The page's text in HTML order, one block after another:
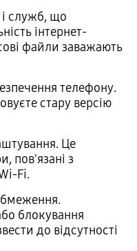
і служб, що
інтернет-
файли заважають
телефону.
стару версію
Це
пов'язані з
Fi.
блокування
до відсутності